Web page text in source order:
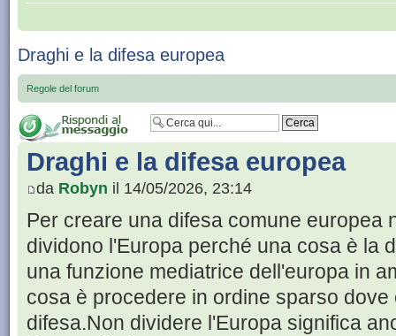
Draghi e la difesa europea
Regole del forum
Draghi e la difesa europea
da Robyn il 14/05/2026, 23:14
Per creare una difesa comune europea
dividono l'Europa perché una cosa è la
una funzione mediatrice dell'europa in
cosa è procedere in ordine sparso dove
difesa.Non dividere l'Europa significa